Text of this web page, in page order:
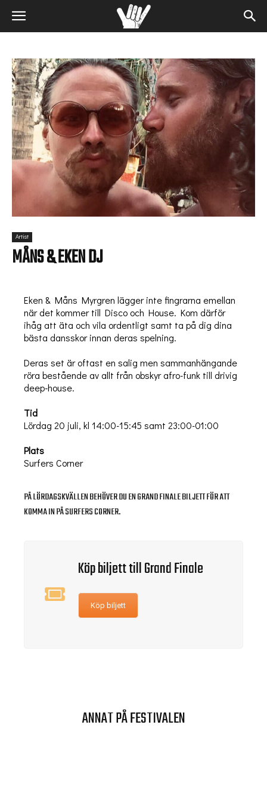
Artist
MÅNS & EKEN DJ
Eken & Måns Myrgren lägger inte fingrarna emellan
när det kommer till Disco och House. Kom därför
ihåg att äta och vila ordentligt samt ta på dig dina
bästa dansskor innan deras spelning.
Deras set är oftast en salig men sammanhängande
röra bestående av allt från obskyr afro-funk till drivig
deep-house.
Tid
Lördag 20 juli, kl 14:00-15:45 samt 23:00-01:00
Plats
Surfers Corner
PÅ LÖRDAGSKVÄLLEN BEHÖVER DU EN GRAND FINALE BILJETT FÖR ATT
KOMMA IN PÅ SURFERS CORNER.
Köp biljett till Grand Finale
Köp biljett
ANNAT PÅ FESTIVALEN